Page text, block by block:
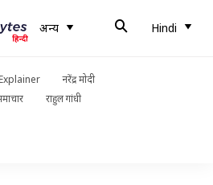
अन्य Hindi
नरेंद्र मोदी
राहुल गांधी